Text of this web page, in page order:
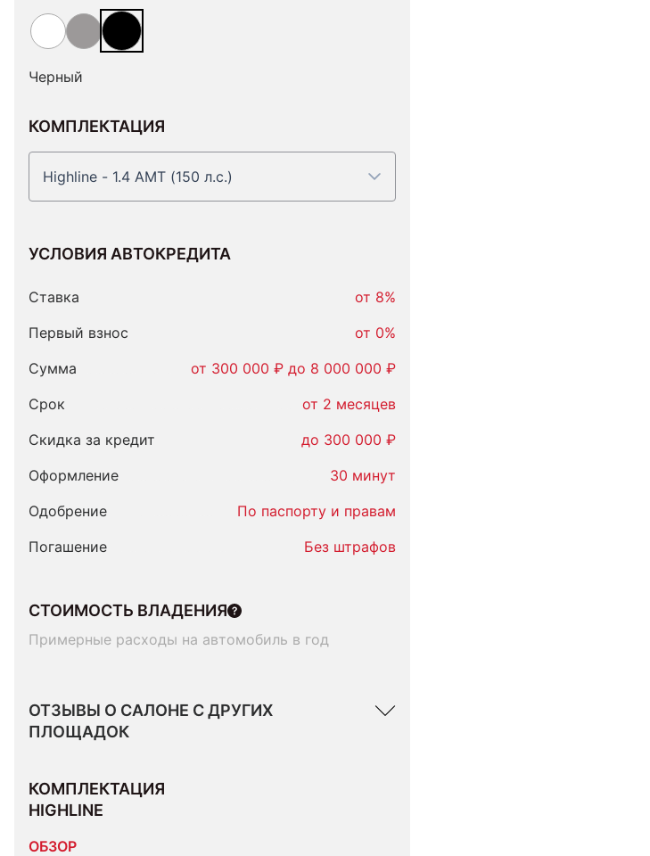
Черный
КОМПЛЕКТАЦИЯ
Highline - 1.4 AMT (150 л.с.)
УСЛОВИЯ АВТОКРЕДИТА
Ставка
от 8%
Первый взнос
от 0%
Сумма
от 300 000 ₽ до 8 000 000 ₽
Срок
от 2 месяцев
Скидка за кредит
до 300 000 ₽
Оформление
30 минут
Одобрение
По паспорту и правам
Погашение
Без штрафов
СТОИМОСТЬ ВЛАДЕНИЯ
Примерные расходы на автомобиль в год
ОТЗЫВЫ О САЛОНЕ С ДРУГИХ
ПЛОЩАДОК
КОМПЛЕКТАЦИЯ
HIGHLINE
ОБЗОР